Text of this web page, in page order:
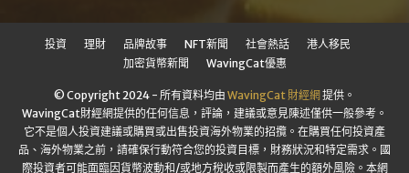
投資 理財 品牌故事 NFT新聞 社會熱話
港人移民
加密貨幣新聞
WavingCat優惠
© Copyright 2024 - 所有資料均由 WavingCat 財經網 提供。
WavingCat財經網提供的任何信息，評論，建議或意見陳述僅供一般參考。
它不是個人投資建議或購買或出售投資海外物業的招攬。在購買任何投資產
品、海外物業之前，請確保行動符合您的投資目標，財務狀況和特定需求。國
際投資者可能面臨因貨幣波動和/或地方稅收或限製而產生的額外風險。本網